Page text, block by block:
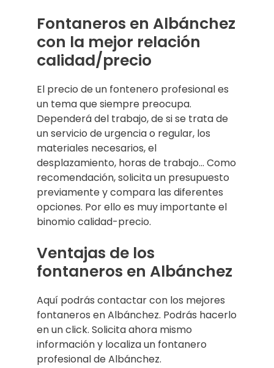
Fontaneros en Albánchez
con la mejor relación
calidad/precio
El precio de un fontenero profesional es
un tema que siempre preocupa.
Dependerá del trabajo, de si se trata de
un servicio de urgencia o regular, los
materiales necesarios, el
desplazamiento, horas de trabajo… Como
recomendación, solicita un presupuesto
previamente y compara las diferentes
opciones. Por ello es muy importante el
binomio calidad-precio.
Ventajas de los
fontaneros en Albánchez
Aquí podrás contactar con los mejores
fontaneros en Albánchez. Podrás hacerlo
en un click. Solicita ahora mismo
información y localiza un fontanero
profesional de Albánchez.